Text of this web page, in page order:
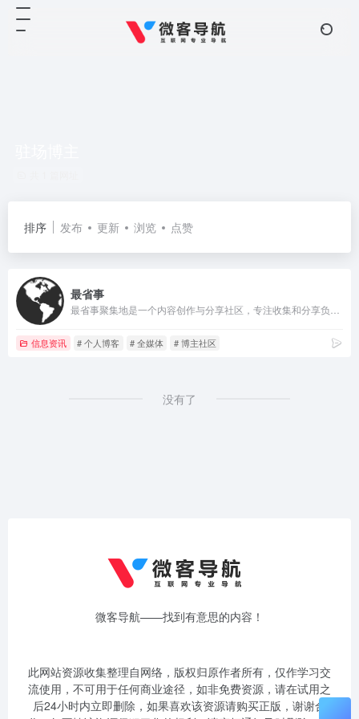
排序 发布 更新 浏览 点赞
最省事
信息资讯 # 个人博客 # 全媒体 # 博主社区
没有了
微客导航——找到有意思的内容！
此网站资源收集整理自网络，版权归原作者所有，仅作学习交
流使用，不可用于任何商业途径，如非免费资源，请在试用之
后24小时内立即删除，如果喜欢该资源请购买正版，谢谢合